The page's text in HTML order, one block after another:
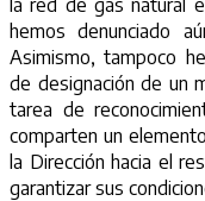
hemos denunciado
Asimismo, tampoco
de designación de un
tarea de
comparten un
la Dirección hacia el
garantizar sus